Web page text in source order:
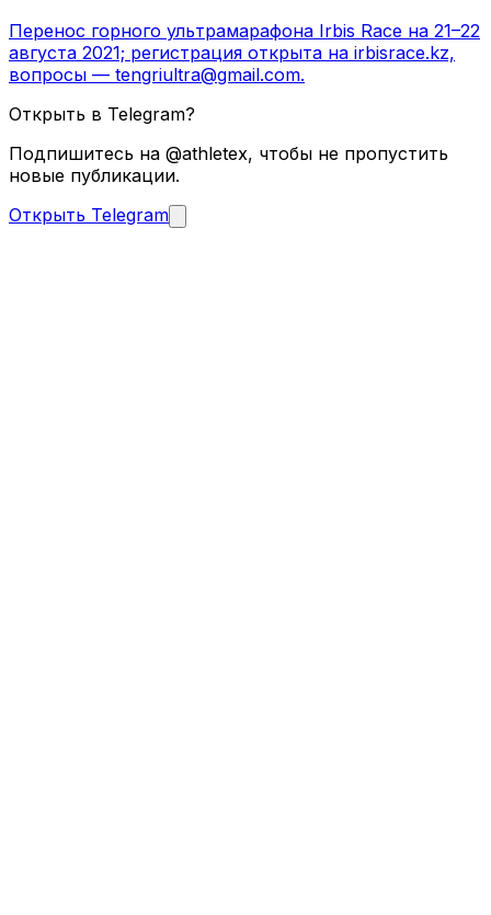
Перенос горного ультрамарафона Irbis Race на 21–22
августа 2021; регистрация открыта на irbisrace.kz,
вопросы — tengriultra@gmail.com.
Открыть в Telegram?
Подпишитесь на @athletex, чтобы не пропустить
новые публикации.
Открыть Telegram